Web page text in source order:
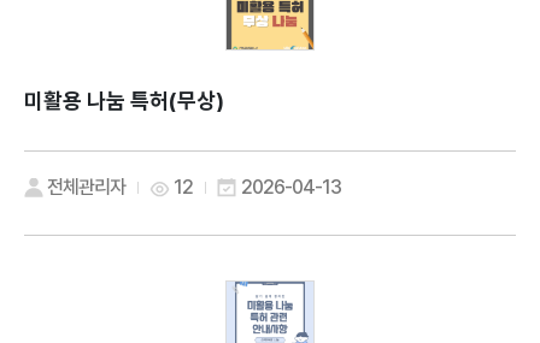
미활용 나눔 특허(무상)
전체관리자 12 2026-04-13